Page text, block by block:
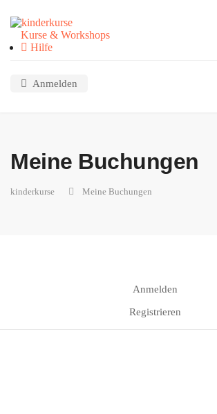
Kurse & Workshops
Hilfe
Anmelden
Meine Buchungen
kinderkurse Meine Buchungen
Anmelden
Registrieren